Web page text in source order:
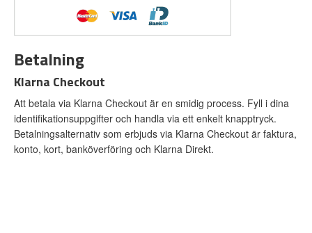
Betalning
Klarna Checkout
Att betala via Klarna Checkout är en smidig process. Fyll i dina
identifikationsuppgifter och handla via ett enkelt knapptryck.
Betalningsalternativ som erbjuds via Klarna Checkout är faktura,
konto, kort, banköverföring och Klarna Direkt.